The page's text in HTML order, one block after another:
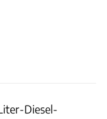
Diesel-